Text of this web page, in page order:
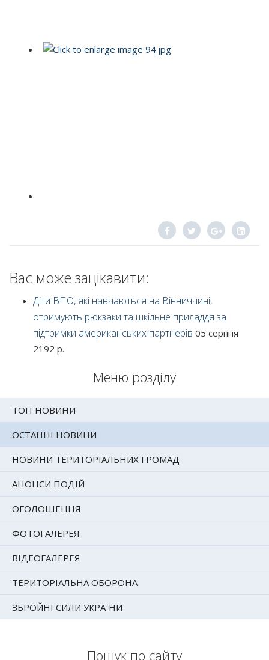
Меню розділу
ТОП НОВИНИ
ОСТАННІ НОВИНИ
НОВИНИ ТЕРИТОРІАЛЬНИХ ГРОМАД
АНОНСИ ПОДІЙ
ОГОЛОШЕННЯ
ФОТОГАЛЕРЕЯ
ВІДЕОГАЛЕРЕЯ
ТЕРИТОРІАЛЬНА ОБОРОНА
ЗБРОЙНІ СИЛИ УКРАЇНИ
Пошук по сайту
Вас може зацікавити:
Діти ВПО, які навчаються на Вінниччині,
отримують рюкзаки та шкільне приладдя за
підтримки американських партнерів 05 серпня
2192 р.